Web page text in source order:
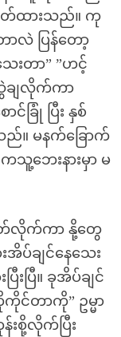
တ်ထားသည်။ ကု
လဲ ပြန်တော့
ေးတာ” ”ဟင့်
ချလိုက်ကာ
ခြုံ ပြီး နှစ်
ည်။ မနက်ခြောက်
သူ့ဘေးနားမှာ မ
တ်လိုက်ကာ နို့တွေ
ပ်ချင်နေသေး
ပြီ။ ခုအိပ်ချင်
တာကို” ဥမ္မာ
စို့လိုက်ပြီး